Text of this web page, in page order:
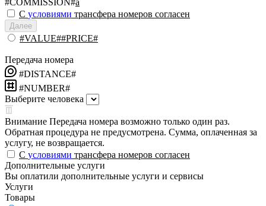
С условиями трансфера номеров согласен
Далее
#VALUE##PRICE#
Передача номера
#DISTANCE#
#NUMBER#
Выберите человека
Внимание Передача номера возможно только один раз.
Обратная процедура не предусмотрена. Сумма, оплаченная за
услугу, не возвращается.
С условиями трансфера номеров согласен
Дополнительные услуги
Вы оплатили дополнительные услуги и сервисы
Услуги
Товары